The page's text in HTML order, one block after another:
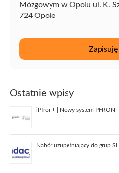
Mózgowym w Opolu ul. K.
724 Opole
Ostatnie wpisy
iPfron+ | Nowy system PFRON
Nabór uzupełniający do grup SI